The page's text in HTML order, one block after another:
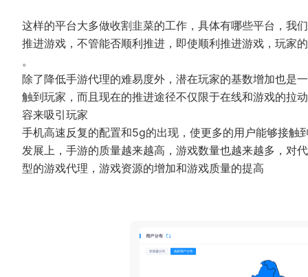
这样的平台大多做收割韭菜的工作，具体有哪些平台，我
推进游戏，不管能否顺利推进，即使顺利推进游戏，玩家
。
除了降低手游代理的难易度外，潜在玩家的基数增加也是
触到玩家，而且现在的推进途径不仅限于在线和游戏的拉
容来吸引玩家
手机高速反复的配置和5g的出现，使更多的用户能够接触
发展上，手游的质量越来越高，游戏数量也越来越多，对
型的游戏代理，游戏资源的增加和游戏质量的提高